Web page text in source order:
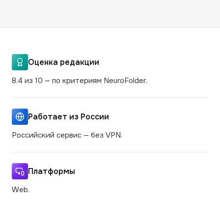
Оценка редакции
8.4 из 10 — по критериям NeuroFolder.
Работает из России
Российский сервис — без VPN.
Платформы
Web.